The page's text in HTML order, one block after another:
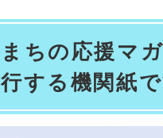
まちの応援マ
行する機関紙で